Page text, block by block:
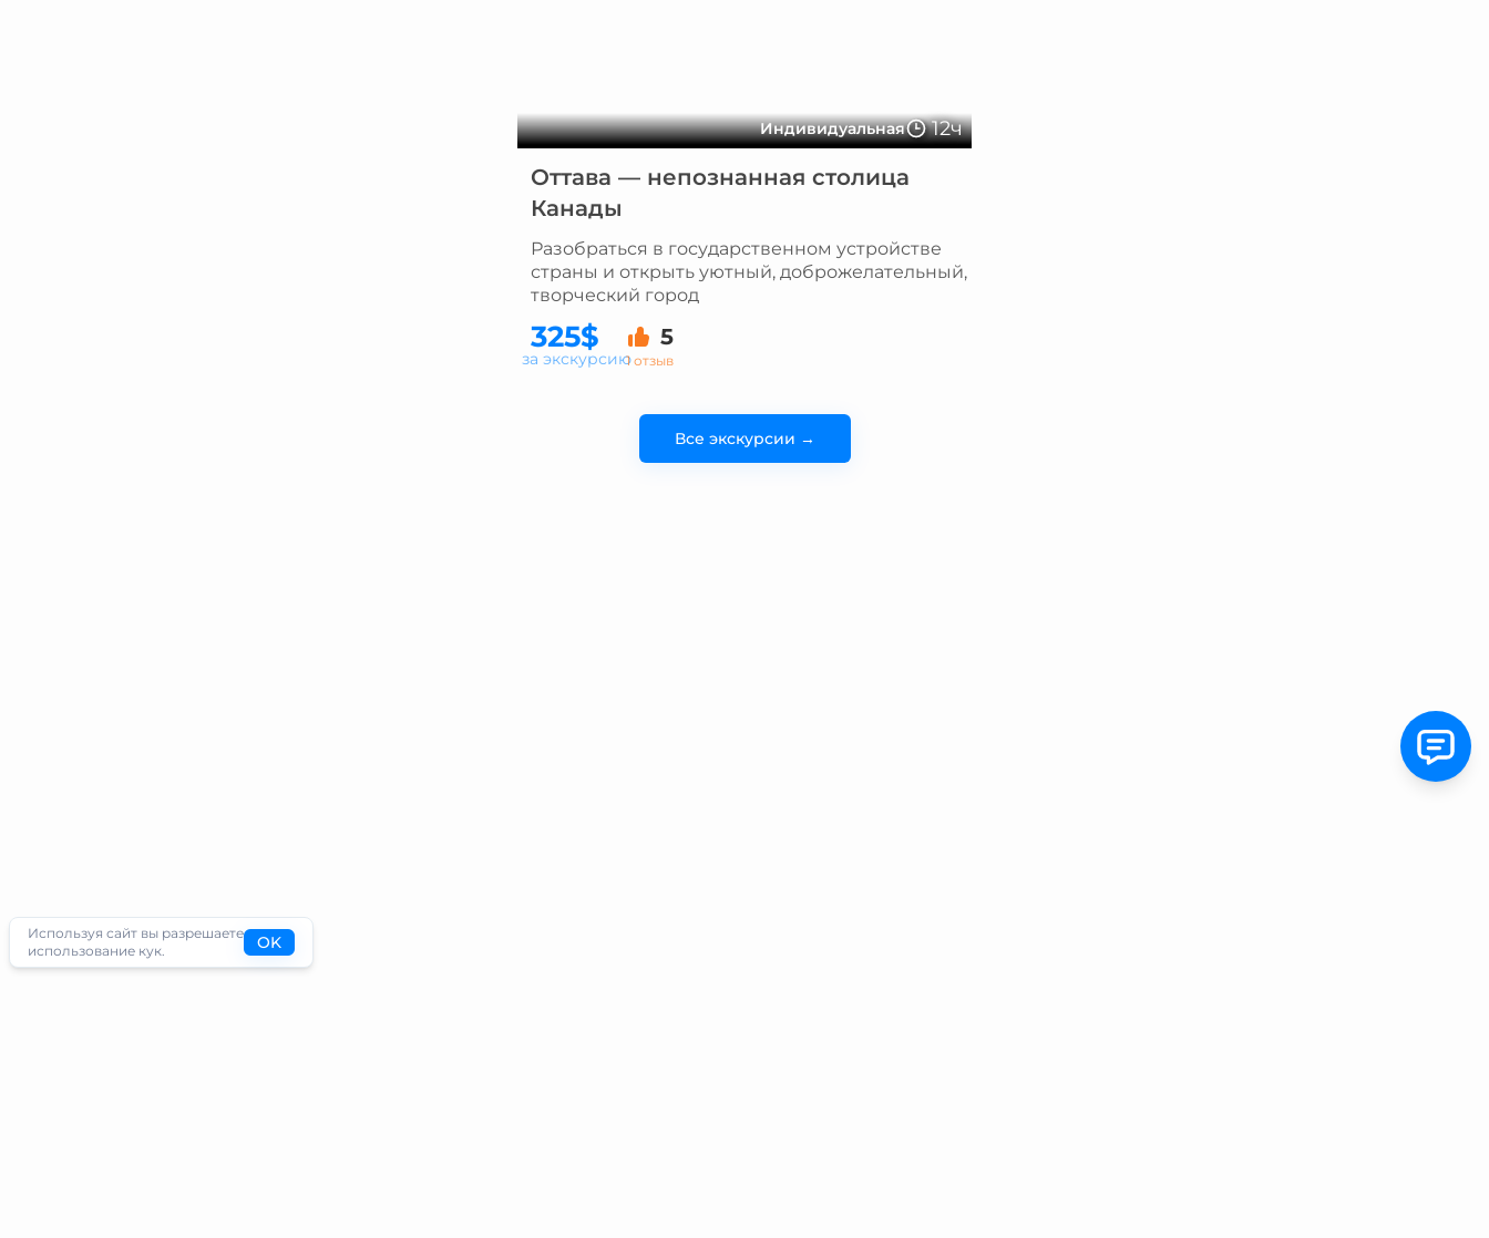
Индивидуальная 12ч
Оттава — непознанная столица
Канады
Разобраться в государственном устройстве
страны и открыть уютный, доброжелательный,
творческий город
325$ 5
1 отзыв
за экскурсию
Все экскурсии →
Используя сайт вы разрешаете
использование кук.
OK